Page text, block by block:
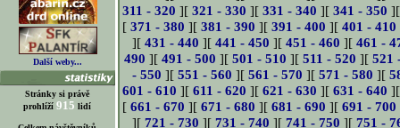
Další weby...
Stránky si právě
prohlíží 915 lidí
311 - 320 ][ 321 - 330 ][ 331 - 340 ][ 341 - 350
[ 371 - 380 ][ 381 - 390 ][ 391 - 400 ][ 401 - 410
][ 431 - 440 ][ 441 - 450 ][ 451 - 460 ][ 461 -
490 ][ 491 - 500 ][ 501 - 510 ][ 511 - 520 ][ 521
- 550 ][ 551 - 560 ][ 561 - 570 ][ 571 - 580 ][
601 - 610 ][ 611 - 620 ][ 621 - 630 ][ 631 - 640
[ 661 - 670 ][ 671 - 680 ][ 681 - 690 ][ 691 - 700
][ 721 - 730 ][ 731 - 740 ][ 741 - 750 ][ 751 -